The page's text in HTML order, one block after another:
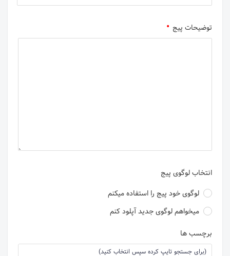
توضیحات پیج
انتخاب لوگوی پیج
لوگوی خود پیج را استفاده میکنم
میخواهم لوگوی جدید آپلود کنم
برچسب ها